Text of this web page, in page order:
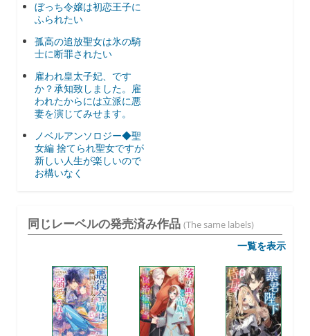
ぼっち令嬢は初恋王子に
ふられたい
孤高の追放聖女は氷の騎
士に断罪されたい
雇われ皇太子妃、です
か？承知致しました。雇
われたからには立派に悪
妻を演じてみせます。
ノベルアンソロジー◆聖
女編 捨てられ聖女ですが
新しい人生が楽しいので
お構いなく
同じレーベルの発売済み作品 (The same labels)
一覧を表示